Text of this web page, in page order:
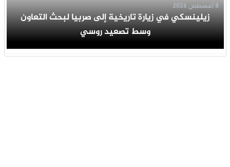
زيلينسكي في زيارة تاريخية إلى صربيا لبحث التعاون
وسط تصعيد روسي
8 أغسطس 2026